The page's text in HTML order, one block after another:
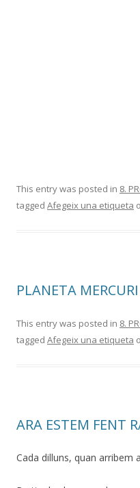
This entry was posted in 8.
tagged Afegeix una etiqueta
PLANETA MERCURI
This entry was posted in 8.
tagged Afegeix una etiqueta
ARA ESTEM FENT
Cada dilluns, quan arribem